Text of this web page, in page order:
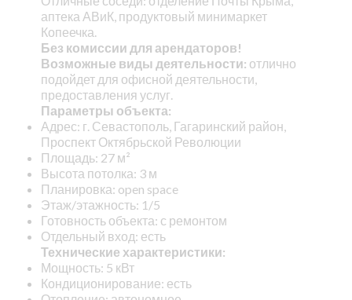
аптека АВиК, продуктовый минимаркет
Копеечка.
Без комиссии для арендаторов!
Возможные виды деятельности: отлично
подойдет для офисной деятельности,
предоставления услуг.
Параметры объекта:
Адрес: г. Севастополь, Гагаринский район,
Проспект Октябрьской Революции
Площадь: 27 м²
Высота потолка: 3 м
Планировка: open space
Этаж/этажность: 1/5
Готовность объекта: с ремонтом
Отдельный вход: есть
Технические характеристики:
Мощность: 5 кВт
Кондиционирование: есть